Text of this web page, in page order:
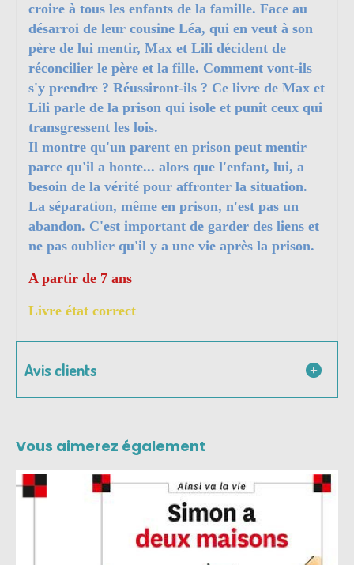
croire à tous les enfants de la famille. Face au
désarroi de leur cousine Léa, qui en veut à son
père de lui mentir, Max et Lili décident de
réconcilier le père et la fille. Comment vont-ils
s'y prendre ? Réussiront-ils ? Ce livre de Max et
Lili parle de la prison qui isole et punit ceux qui
transgressent les lois.
Il montre qu'un parent en prison peut mentir
parce qu'il a honte... alors que l'enfant, lui, a
besoin de la vérité pour affronter la situation.
La séparation, même en prison, n'est pas un
abandon. C'est important de garder des liens et
ne pas oublier qu'il y a une vie après la prison.
A partir de 7 ans
Livre état correct
Avis clients
Vous aimerez également